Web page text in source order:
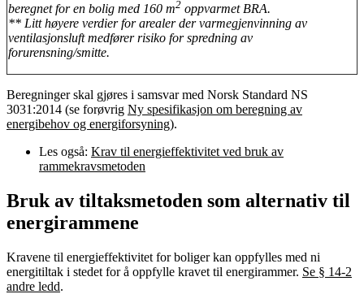
beregnet for en bolig med 160 m2 oppvarmet BRA.
** Litt høyere verdier for arealer der varmegjenvinning av
ventilasjonsluft medfører risiko for spredning av
forurensning/smitte.
Beregninger skal gjøres i samsvar med Norsk Standard NS
3031:2014 (se forøvrig Ny spesifikasjon om beregning av
energibehov og energiforsyning).
Les også: Krav til energieffektivitet ved bruk av
rammekravsmetoden
Bruk av tiltaksmetoden som alternativ til
energirammene
Kravene til energieffektivitet for boliger kan oppfylles med ni
energitiltak i stedet for å oppfylle kravet til energirammer. Se § 14-2
andre ledd.